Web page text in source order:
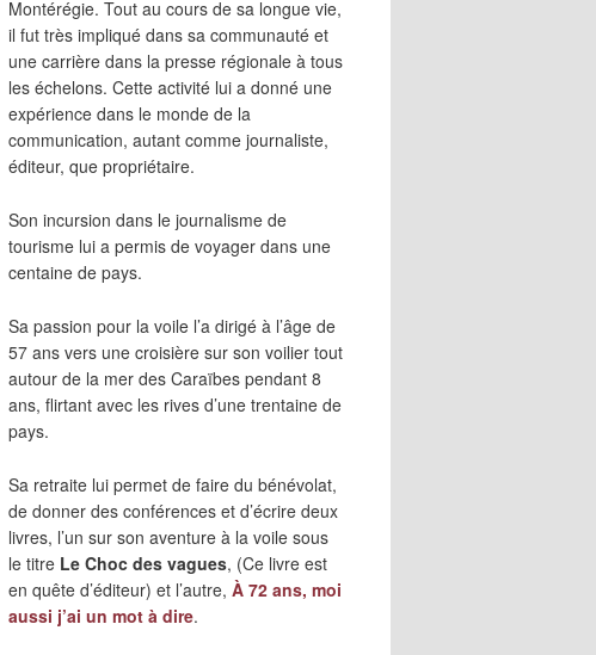
Montérégie. Tout au cours de sa longue vie,
il fut très impliqué dans sa communauté et
une carrière dans la presse régionale à tous
les échelons. Cette activité lui a donné une
expérience dans le monde de la
communication, autant comme journaliste,
éditeur, que propriétaire.
Son incursion dans le journalisme de
tourisme lui a permis de voyager dans une
centaine de pays.
Sa passion pour la voile l’a dirigé à l’âge de
57 ans vers une croisière sur son voilier tout
autour de la mer des Caraïbes pendant 8
ans, flirtant avec les rives d’une trentaine de
pays.
Sa retraite lui permet de faire du bénévolat,
de donner des conférences et d’écrire deux
livres, l’un sur son aventure à la voile sous
le titre Le Choc des vagues, (Ce livre est
en quête d’éditeur) et l’autre, À 72 ans, moi
aussi j’ai un mot à dire.